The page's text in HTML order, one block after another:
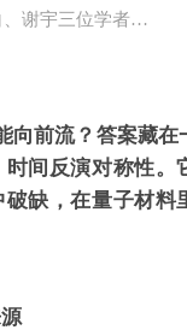
饶毅、鲁白、谢宇三位学者主编，与科学同行
前流？答案藏在
间反演对称性。
缺，在量子材料